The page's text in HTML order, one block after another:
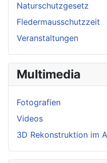
Naturschutzgesetz
Fledermausschutzzeit
Veranstaltungen
Multimedia
Fotografien
Videos
3D Rekonstruktion im